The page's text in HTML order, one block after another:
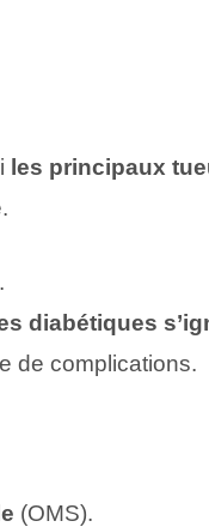
les principaux
diabétiques
de complications.
(OMS).